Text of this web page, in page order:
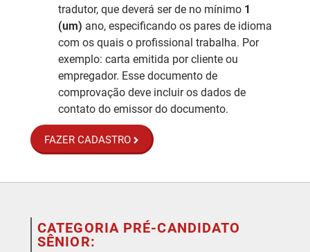
tradutor, que deverá ser de no mínimo 1
(um) ano, especificando os pares de idioma
com os quais o profissional trabalha. Por
exemplo: carta emitida por cliente ou
empregador. Esse documento de
comprovação deve incluir os dados de
contato do emissor do documento.
FAZER CADASTRO
CATEGORIA PRÉ-CANDIDATO
SÊNIOR: